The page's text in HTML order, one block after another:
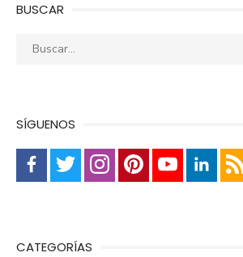
BUSCAR
Buscar:
SÍGUENOS
CATEGORÍAS